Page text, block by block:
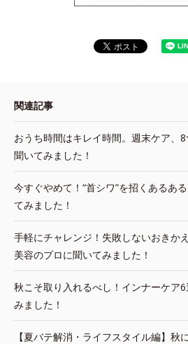
関連記事
おうち時間はキレイ時間。週末ケア、
聞いてみました！
今すぐやめて！“首シワ”を招くあるあ
てみました！
手軽にチャレンジ！失敗しないおきか
美容のプロに聞いてみました！
秋こそ取り入れるべし！インナーケア
みました！
【夏バテ解消・ライフスタイル編】秋